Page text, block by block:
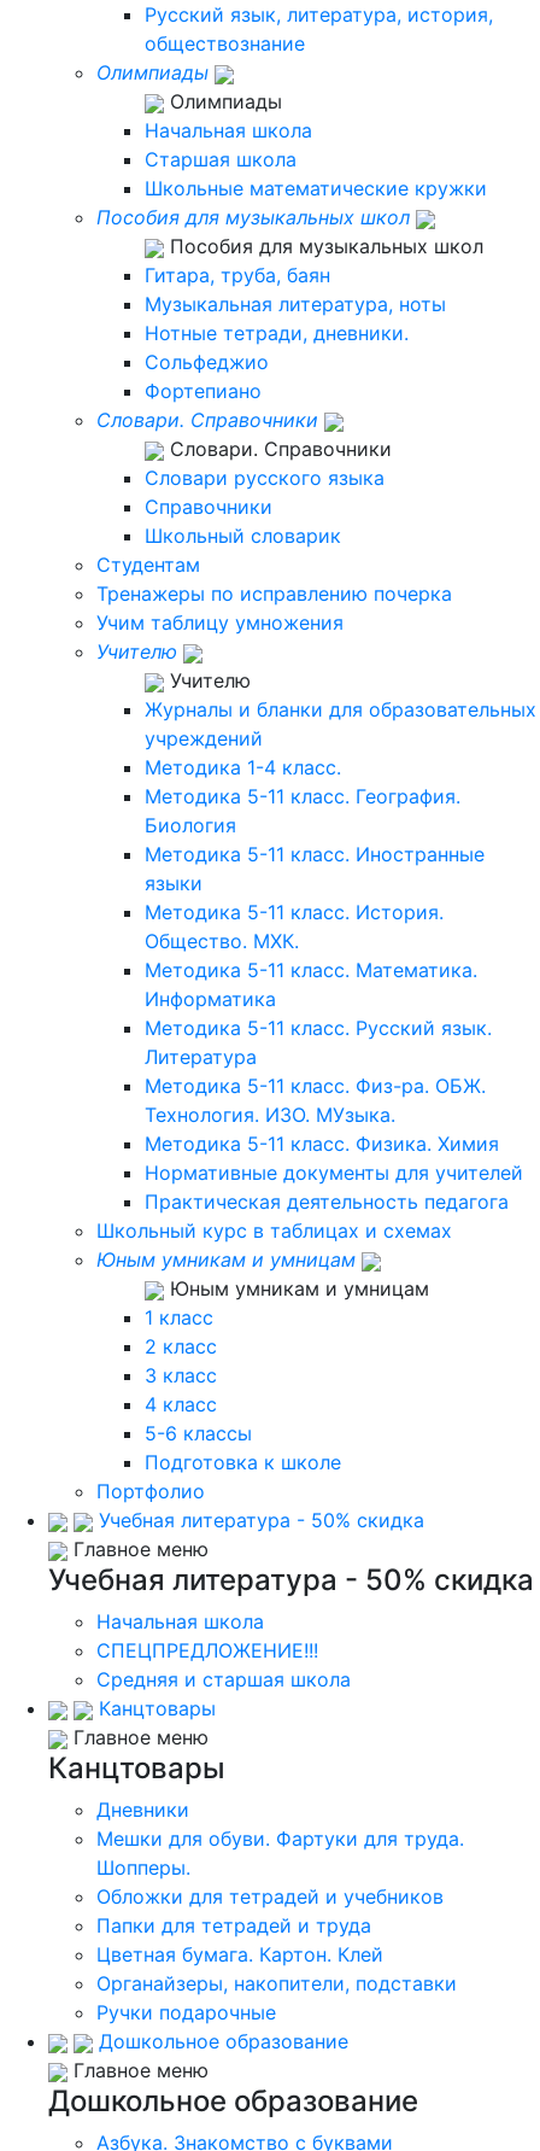
Русский язык, литература, история,
обществознание
Олимпиады
Олимпиады
Начальная школа
Старшая школа
Школьные математические кружки
Пособия для музыкальных школ
Пособия для музыкальных школ
Гитара, труба, баян
Музыкальная литература, ноты
Нотные тетради, дневники.
Сольфеджио
Фортепиано
Словари. Справочники
Словари. Справочники
Словари русского языка
Справочники
Школьный словарик
Студентам
Тренажеры по исправлению почерка
Учим таблицу умножения
Учителю
Учителю
Журналы и бланки для образовательных
учреждений
Методика 1-4 класс.
Методика 5-11 класс. География.
Биология
Методика 5-11 класс. Иностранные
языки
Методика 5-11 класс. История.
Общество. МХК.
Методика 5-11 класс. Математика.
Информатика
Методика 5-11 класс. Русский язык.
Литература
Методика 5-11 класс. Физ-ра. ОБЖ.
Технология. ИЗО. МУзыка.
Методика 5-11 класс. Физика. Химия
Нормативные документы для учителей
Практическая деятельность педагога
Школьный курс в таблицах и схемах
Юным умникам и умницам
Юным умникам и умницам
1 класс
2 класс
3 класс
4 класс
5-6 классы
Подготовка к школе
Портфолио
Учебная литература - 50% скидка
Главное меню
Учебная литература - 50% скидка
Начальная школа
СПЕЦПРЕДЛОЖЕНИЕ!!!
Средняя и старшая школа
Канцтовары
Главное меню
Канцтовары
Дневники
Мешки для обуви. Фартуки для труда.
Шопперы.
Обложки для тетрадей и учебников
Папки для тетрадей и труда
Цветная бумага. Картон. Клей
Органайзеры, накопители, подставки
Ручки подарочные
Дошкольное образование
Главное меню
Дошкольное образование
Азбука. Знакомство с буквами